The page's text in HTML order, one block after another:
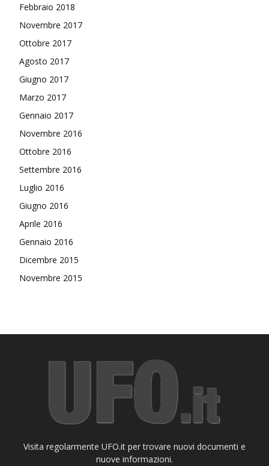
Febbraio 2018
Novembre 2017
Ottobre 2017
Agosto 2017
Giugno 2017
Marzo 2017
Gennaio 2017
Novembre 2016
Ottobre 2016
Settembre 2016
Luglio 2016
Giugno 2016
Aprile 2016
Gennaio 2016
Dicembre 2015
Novembre 2015
Visita regolarmente UFO.it per trovare nuovi documenti e
nuove informazioni.